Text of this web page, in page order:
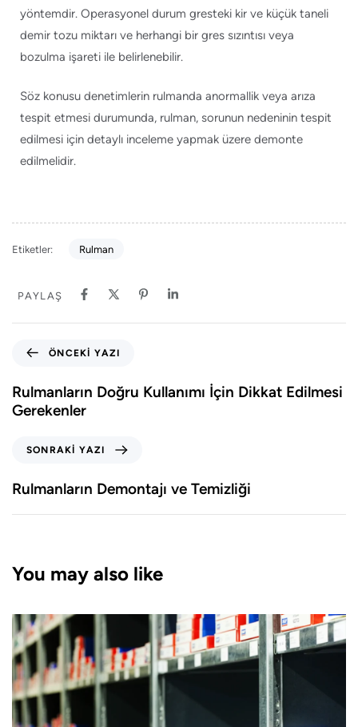
yöntemdir. Operasyonel durum gresteki kir ve küçük taneli
demir tozu miktarı ve herhangi bir gres sızıntısı veya
bozulma işareti ile belirlenebilir.
Söz konusu denetimlerin rulmanda anormallik veya arıza
tespit etmesi durumunda, rulman, sorunun nedeninin tespit
edilmesi için detaylı inceleme yapmak üzere demonte
edilmelidir.
Etiketler: Rulman
PAYLAŞ
ÖNCEKI YAZI
Rulmanların Doğru Kullanımı İçin Dikkat Edilmesi
Gerekenler
SONRAKI YAZI
Rulmanların Demontajı ve Temizliği
You may also like